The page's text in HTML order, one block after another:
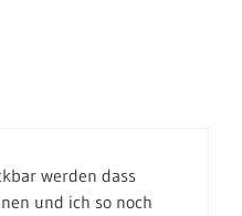
werden dass
und ich so noch